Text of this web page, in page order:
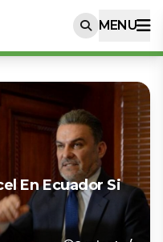
MENU
En Ecuador Si